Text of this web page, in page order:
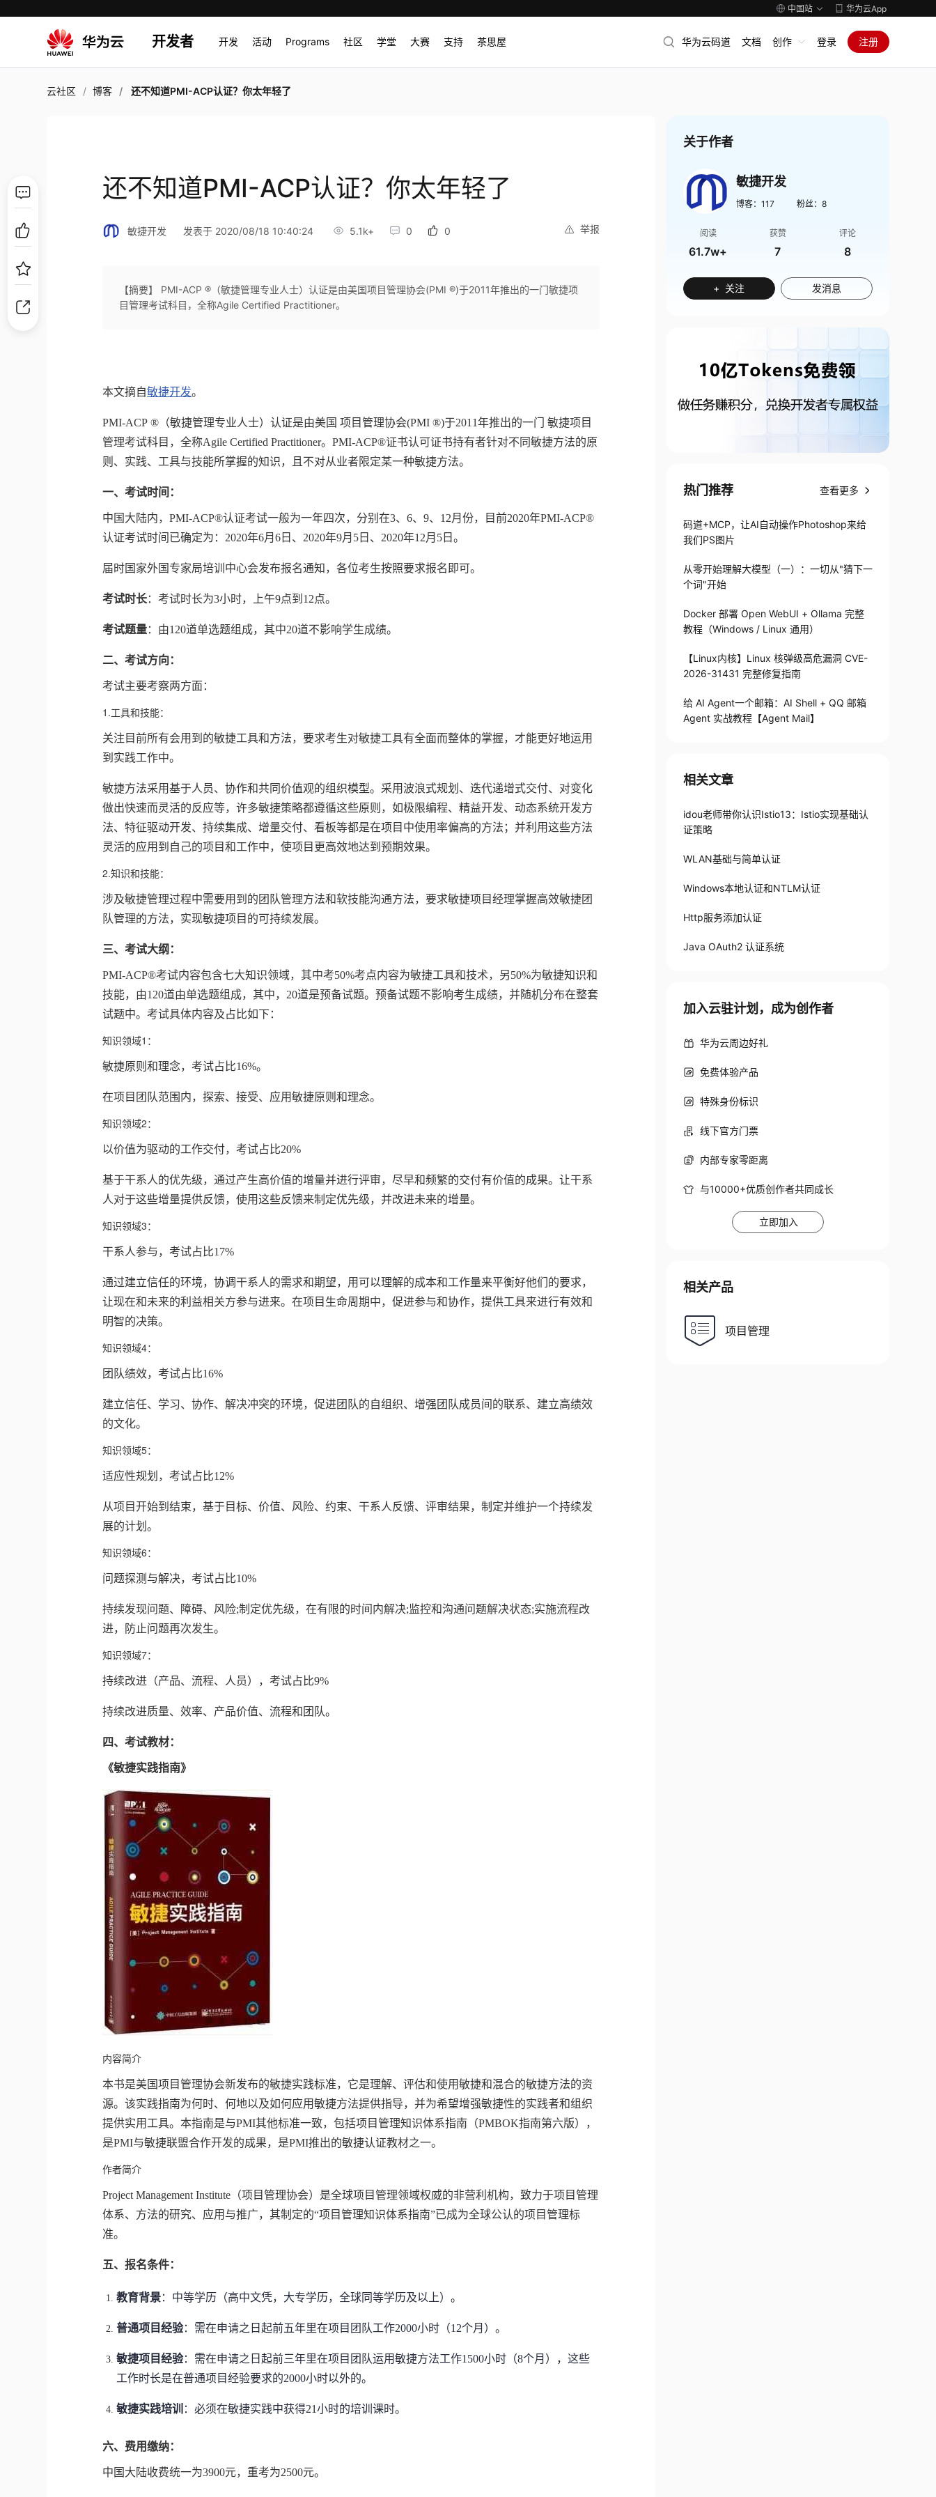
中国站 华为云App
开发者 开发 活动 Programs 社区 学堂 大赛 支持 茶思屋 华为云码道 文档 创作 登录 注册
云社区 博客 还不知道PMI-ACP认证？你太年轻了
还不知道PMI-ACP认证？你太年轻了
举报
敏捷开发 发表于 2020/08/18 10:40:24 5.1k+ 0 0
【摘要】 PMI-ACP ®（敏捷管理专业人士）认证是由美国项目管理协会(PMI ®)于2011年推出的一门敏捷项
目管理考试科目，全称Agile Certified Practitioner。
本文摘自敏捷开发。
PMI-ACP ®（敏捷管理专业人士）认证是由美国项目管理协会(PMI ®)于2011年推出的一门敏捷项目
管理考试科目，全称Agile Certified Practitioner。PMI-ACP®证书认可证书持有者针对不同敏捷方法的原
则、实践、工具与技能所掌握的知识，且不对从业者限定某一种敏捷方法。
一、考试时间：
中国大陆内，PMI-ACP®认证考试一般为一年四次，分别在3、6、9、12月份，目前2020年PMI-ACP®
认证考试时间已确定为：2020年6月6日、2020年9月5日、2020年12月5日。
届时国家外国专家局培训中心会发布报名通知，各位考生按照要求报名即可。
考试时长：考试时长为3小时，上午9点到12点。
考试题量：由120道单选题组成，其中20道不影响学生成绩。
二、考试方向：
考试主要考察两方面：
1.工具和技能：
关注目前所有会用到的敏捷工具和方法，要求考生对敏捷工具有全面而整体的掌握，才能更好地运用
到实践工作中。
敏捷方法采用基于人员、协作和共同价值观的组织模型。采用波浪式规划、迭代递增式交付、对变化
做出快速而灵活的反应等，许多敏捷策略都遵循这些原则，如极限编程、精益开发、动态系统开发方
法、特征驱动开发、持续集成、增量交付、看板等都是在项目中使用率偏高的方法；并利用这些方法
灵活的应用到自己的项目和工作中，使项目更高效地达到预期效果。
2.知识和技能：
涉及敏捷管理过程中需要用到的团队管理方法和软技能沟通方法，要求敏捷项目经理掌握高效敏捷团
队管理的方法，实现敏捷项目的可持续发展。
三、考试大纲：
PMI-ACP®考试内容包含七大知识领域，其中考50%考点内容为敏捷工具和技术，另50%为敏捷知识和
技能，由120道由单选题组成，其中，20道是预备试题。预备试题不影响考生成绩，并随机分布在整套
试题中。考试具体内容及占比如下：
知识领域1：
敏捷原则和理念，考试占比16%。
在项目团队范围内，探索、接受、应用敏捷原则和理念。
知识领域2：
以价值为驱动的工作交付，考试占比20%
基于干系人的优先级，通过产生高价值的增量并进行评审，尽早和频繁的交付有价值的成果。让干系
人对于这些增量提供反馈，使用这些反馈来制定优先级，并改进未来的增量。
知识领域3：
干系人参与，考试占比17%
通过建立信任的环境，协调干系人的需求和期望，用可以理解的成本和工作量来平衡好他们的要求，
让现在和未来的利益相关方参与进来。在项目生命周期中，促进参与和协作，提供工具来进行有效和
明智的决策。
知识领域4：
团队绩效，考试占比16%
建立信任、学习、协作、解决冲突的环境，促进团队的自组织、增强团队成员间的联系、建立高绩效
的文化。
知识领域5：
适应性规划，考试占比12%
从项目开始到结束，基于目标、价值、风险、约束、干系人反馈、评审结果，制定并维护一个持续发
展的计划。
知识领域6：
问题探测与解决，考试占比10%
持续发现问题、障碍、风险;制定优先级，在有限的时间内解决;监控和沟通问题解决状态;实施流程改
进，防止问题再次发生。
知识领域7：
持续改进（产品、流程、人员），考试占比9%
持续改进质量、效率、产品价值、流程和团队。
四、考试教材：
《敏捷实践指南》
内容简介
本书是美国项目管理协会新发布的敏捷实践标准，它是理解、评估和使用敏捷和混合的敏捷方法的资
源。该实践指南为何时、何地以及如何应用敏捷方法提供指导，并为希望增强敏捷性的实践者和组织
提供实用工具。本指南是与PMI其他标准一致，包括项目管理知识体系指南（PMBOK指南第六版），
是PMI与敏捷联盟合作开发的成果，是PMI推出的敏捷认证教材之一。
作者简介
Project Management Institute（项目管理协会）是全球项目管理领域权威的非营利机构，致力于项目管理
体系、方法的研究、应用与推广，其制定的“项目管理知识体系指南”已成为全球公认的项目管理标
准。
五、报名条件：
教育背景：中等学历（高中文凭，大专学历，全球同等学历及以上）。
普通项目经验：需在申请之日起前五年里在项目团队工作2000小时（12个月）。
敏捷项目经验：需在申请之日起前三年里在项目团队运用敏捷方法工作1500小时（8个月），这些
工作时长是在普通项目经验要求的2000小时以外的。
敏捷实践培训 ：必须在敏捷实践中获得21小时的培训课时。
六、费用缴纳：
中国大陆收费统一为3900元，重考为2500元。
关于作者
敏捷开发
博客： 117 粉丝： 8
阅读
61.7w+
获赞
7
评论
8
+ 关注 发消息
热门推荐 查看更多
码道+MCP，让AI自动操作Photoshop来给
我们PS图片
从零开始理解大模型（一）：一切从"猜下一
个词"开始
Docker 部署 Open WebUI + Ollama 完整
教程（Windows / Linux 通用）
【Linux内核】Linux 核弹级高危漏洞 CVE-
2026-31431 完整修复指南
给 AI Agent一个邮箱：AI Shell + QQ 邮箱
Agent 实战教程【Agent Mail】
相关文章
idou老师带你认识Istio13：Istio实现基础认
证策略
WLAN基础与简单认证
Windows本地认证和NTLM认证
Http服务添加认证
Java OAuth2 认证系统
加入云驻计划，成为创作者
华为云周边好礼
免费体验产品
特殊身份标识
线下官方门票
内部专家零距离
与10000+优质创作者共同成长
立即加入
相关产品
项目管理